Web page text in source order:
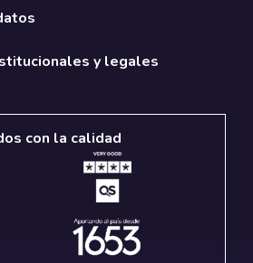
y legales
con la calidad